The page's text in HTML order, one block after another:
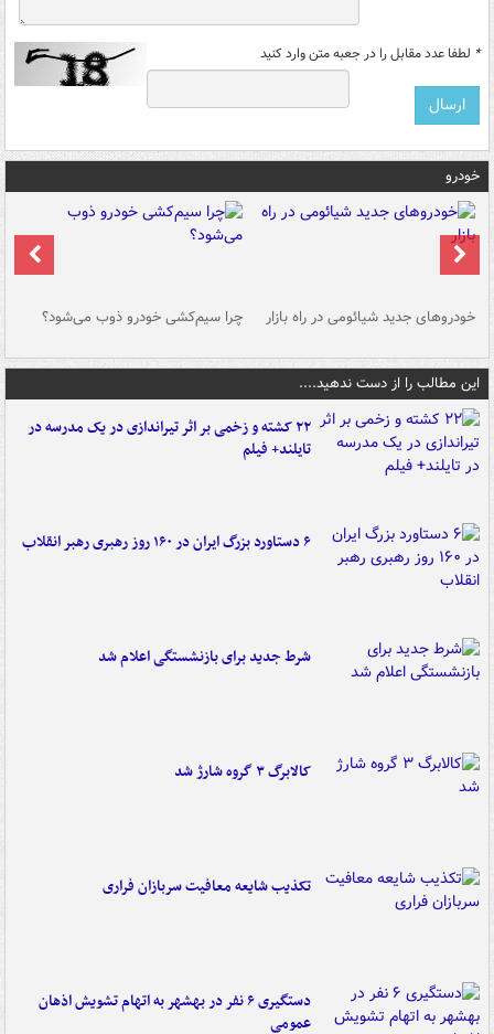
* لطفا عدد مقابل را در جعبه متن وارد کنید
خودرو
خودروهای جدید شیائومی در راه بازار چرا سیم‌کشی خودرو ذوب می‌شود؟
این مطالب را از دست ندهید....
۲۲ کشته و زخمی بر اثر تیراندازی در یک مدرسه در
تایلند+ فیلم
۶ دستاورد بزرگ ایران در ۱۶۰ روز رهبری رهبر انقلاب
شرط جدید برای بازنشستگی اعلام شد
کالابرگ ۳ گروه شارژ شد
تکذیب شایعه معافیت سربازان فراری
دستگیری ۶ نفر در بهشهر به اتهام تشویش اذهان
عمومی